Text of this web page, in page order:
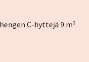
C-hyttejä 9 m²